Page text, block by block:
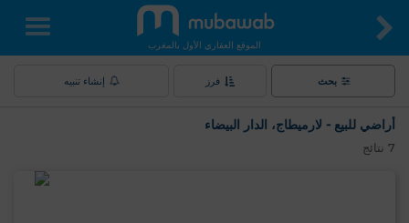
الموقع العقاري الأول بالمغرب
بحث فرز إنشاء تنبيه
أراضي للبيع - لارميطاج، الدار البيضاء
7 نتائج